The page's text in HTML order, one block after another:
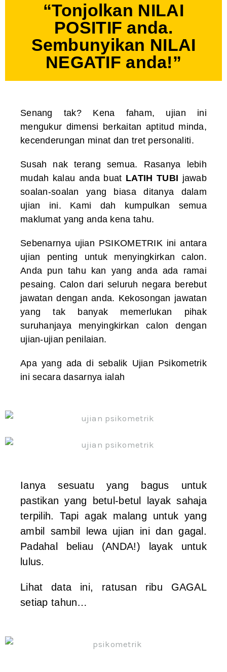
“Tonjolkan NILAI
POSITIF anda.
Sembunyikan NILAI
NEGATIF anda!”
Senang tak? Kena faham, ujian ini
mengukur dimensi berkaitan aptitud minda,
kecenderungan minat dan tret personaliti.
Susah nak terang semua. Rasanya lebih
mudah kalau anda buat LATIH TUBI jawab
soalan-soalan yang biasa ditanya dalam
ujian ini. Kami dah kumpulkan semua
maklumat yang anda kena tahu.
Sebenarnya ujian PSIKOMETRIK ini antara
ujian penting untuk menyingkirkan calon.
Anda pun tahu kan yang anda ada ramai
pesaing. Calon dari seluruh negara berebut
jawatan dengan anda. Kekosongan jawatan
yang tak banyak memerlukan pihak
suruhanjaya menyingkirkan calon dengan
ujian-ujian penilaian.
Apa yang ada di sebalik Ujian Psikometrik
ini secara dasarnya ialah
Ianya sesuatu yang bagus untuk
pastikan yang betul-betul layak sahaja
terpilih. Tapi agak malang untuk yang
ambil sambil lewa ujian ini dan gagal.
Padahal beliau (ANDA!) layak untuk
lulus.
Lihat data ini, ratusan ribu GAGAL
setiap tahun…